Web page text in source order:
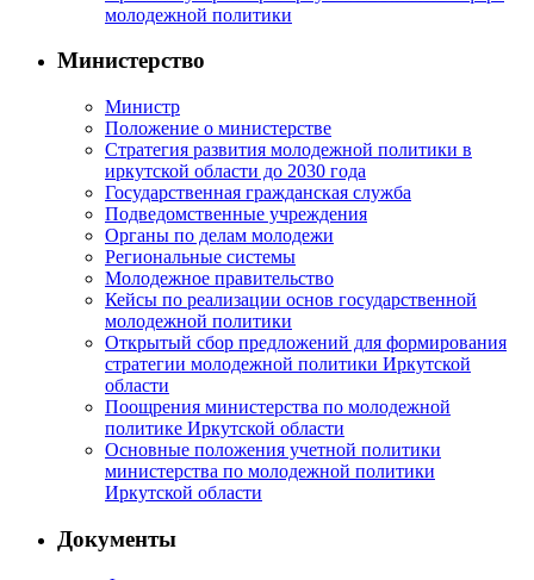
молодежной политики
Министерство
Министр
Положение о министерстве
Стратегия развития молодежной политики в
иркутской области до 2030 года
Государственная гражданская служба
Подведомственные учреждения
Органы по делам молодежи
Региональные системы
Молодежное правительство
Кейсы по реализации основ государственной
молодежной политики
Открытый сбор предложений для формирования
стратегии молодежной политики Иркутской
области
Поощрения министерства по молодежной
политике Иркутской области
Основные положения учетной политики
министерства по молодежной политики
Иркутской области
Документы